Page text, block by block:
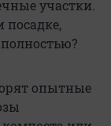
участки.
посадке,
опытные